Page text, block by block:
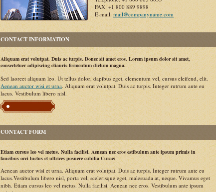
FAX: +1 800 889 9898
E-mail:mail@companyname.com
CONTACT INFORMATION
Aliquam erat volutpat. Duis ac turpis. Donec sit amet eros. Lorem ipsum dolor sit amet,
consectetuer adipiscing eliauris fermentum dictum magna.
Sed laoreet aliquam leo. Ut tellus dolor, dapibus eget, elementum vel, cursus eleifend, elit.
Aenean auctor wisi et urna. Aliquam erat volutpat. Duis ac turpis. Integer rutrum ante eu
lacus. Vestibulum libero nisl.
CONTACT FORM
Etiam cursus leo vel metus. Nulla facilisi. Aenean nec eros estibulum ante ipsum primis in
faucibus orci luctus et ultrices posuere cubilia Curae:
Aenean auctor wisi et urna. Aliquam erat volutpat. Duis ac turpis. Integer rutrum ante eu
lacus.Vestibulum libero nisl, porta vel, scelerisque eget, malesuada at, neque. Vivamus eget
nibh. Etiam cursus leo vel metus. Nulla facilisi. Aenean nec eros. Vestibulum ante ipsum